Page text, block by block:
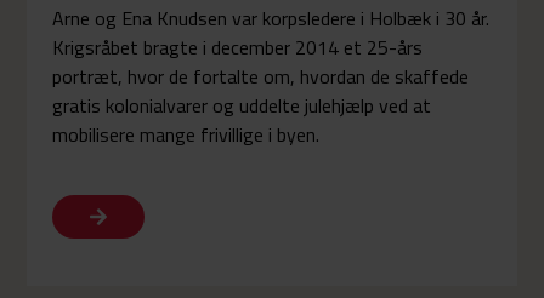
Arne og Ena Knudsen var korpsledere i Holbæk i 30 år.
Krigsråbet bragte i december 2014 et 25-års
portræt, hvor de fortalte om, hvordan de skaffede
gratis kolonialvarer og uddelte julehjælp ved at
mobilisere mange frivillige i byen.